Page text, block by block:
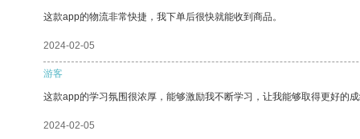
这款app的物流非常快捷，我下单后很快就能收到商品。
2024-02-05
游客
这款app的学习氛围很浓厚，能够激励我不断学习，让我能够取得更好的
2024-02-05